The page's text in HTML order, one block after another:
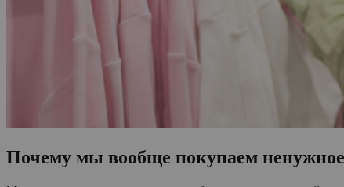
Почему мы вообще покупаем ненужное